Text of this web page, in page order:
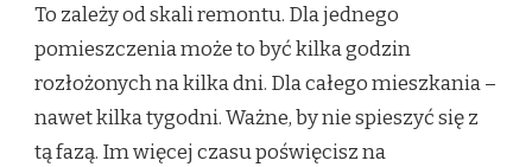
To zależy od skali remontu. Dla jednego
pomieszczenia może to być kilka godzin
rozłożonych na kilka dni. Dla całego mieszkania –
nawet kilka tygodni. Ważne, by nie spieszyć się z
tą fazą. Im więcej czasu poświęcisz na